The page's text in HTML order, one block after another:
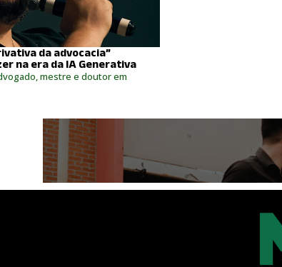
da advocacia”
na era da IA Generativa
mestre e doutor em